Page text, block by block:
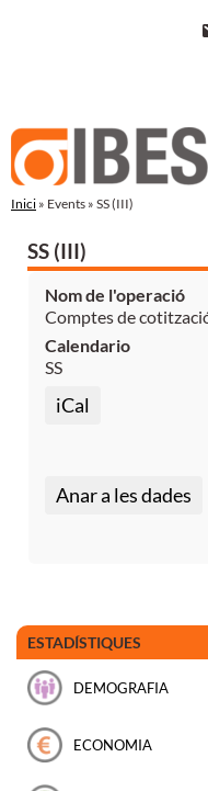
Inici » Events » SS (III)
SS (III)
Nom de l'operació
Comptes de
Calendario
SS
iCal
Anar a les dades
ESTADÍSTIQUES
DEMOGRAFIA
ECONOMIA